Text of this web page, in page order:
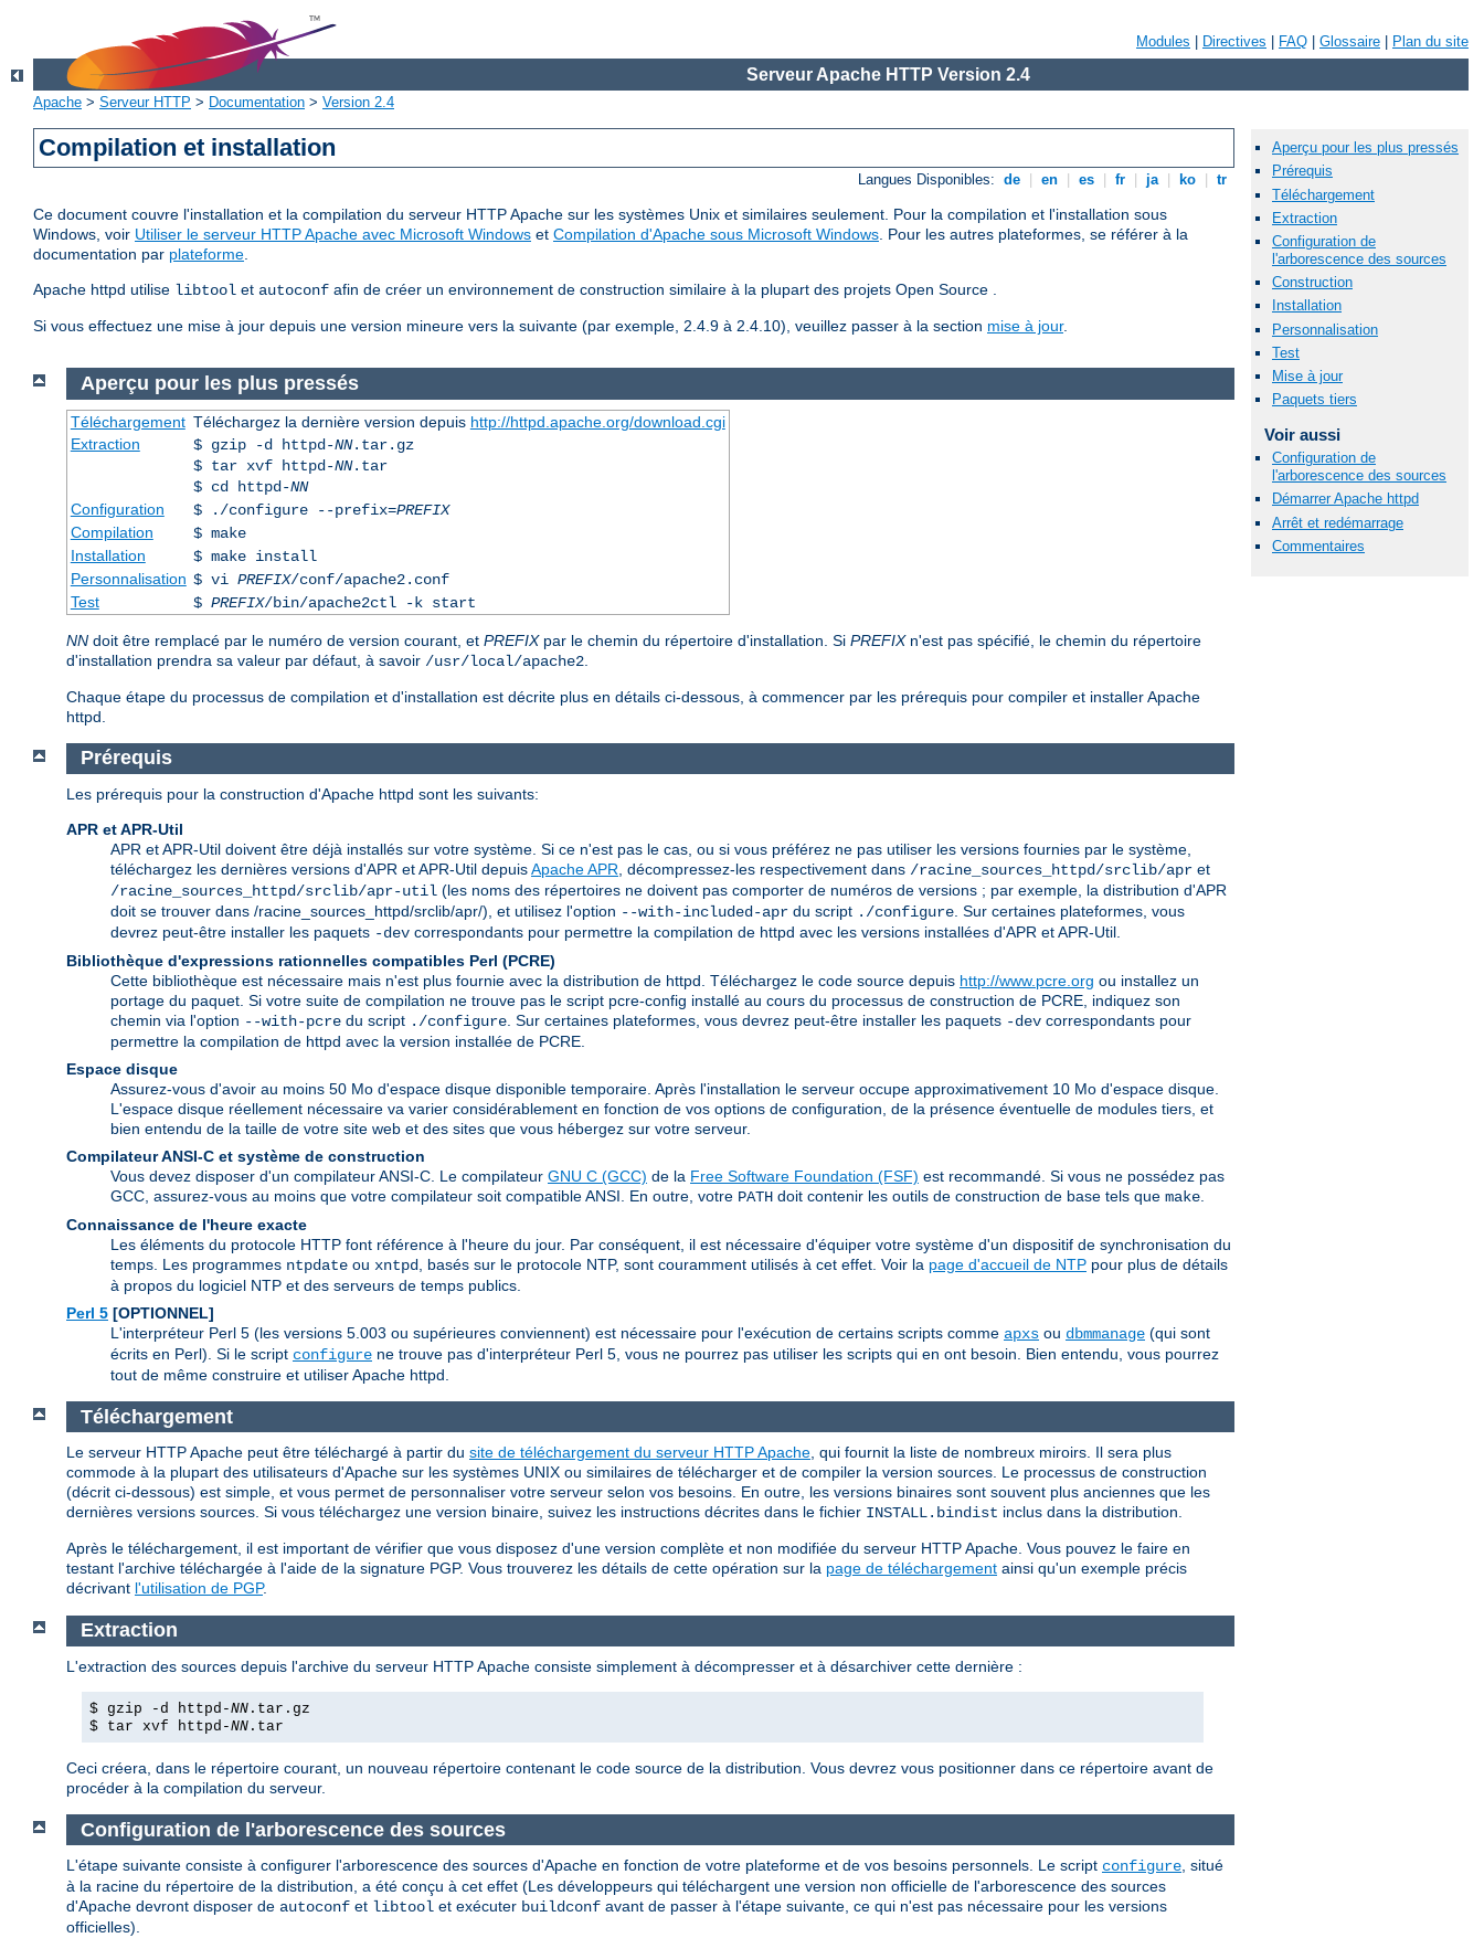
Modules Directives FAQ Glossaire Plan du site
Serveur Apache HTTP Version 2.4
Apache > Serveur HTTP > Documentation > Version 2.4
Compilation et installation
Langues Disponibles: de en es fr ja ko tr
Ce document couvre l'installation et la compilation du serveur HTTP Apache sur les systèmes Unix et similaires seulement. Pour la compilation et l'installation sous
Windows, voir Utiliser le serveur HTTP Apache avec Microsoft Windows et Compilation d'Apache sous Microsoft Windows. Pour les autres plateformes, se référer à la
documentation par plateforme.
Apache httpd utilise libtool et autoconf afin de créer un environnement de construction similaire à la plupart des projets Open Source .
Si vous effectuez une mise à jour depuis une version mineure vers la suivante (par exemple, 2.4.9 à 2.4.10), veuillez passer à la section mise à jour.
Aperçu pour les plus pressés
Prérequis
Téléchargement
Extraction
Configuration de
l'arborescence des sources
Construction
Installation
Personnalisation
Test
Mise à jour
Paquets tiers
Voir aussi
Configuration de
l'arborescence des sources
Démarrer Apache httpd
Arrêt et redémarrage
Commentaires
Aperçu pour les plus pressés
Téléchargement Téléchargez la dernière version depuis http://httpd.apache.org/download.cgi
Extraction
$ gzip -d httpd-NN.tar.gz
$ tar xvf httpd-NN.tar
$ cd httpd-NN
Configuration
$ ./configure --prefix=PREFIX
Compilation
$ make
Installation
$ make install
Personnalisation $ vi PREFIX/conf/apache2.conf
Test
$ PREFIX/bin/apache2ctl -k start
NN doit être remplacé par le numéro de version courant, et PREFIXpar le chemin du répertoire d'installation. Si PREFIXn'est pas spécifié, le chemin du répertoire
d'installation prendra sa valeur par défaut, à savoir /usr/local/apache2
Chaque étape du processus de compilation et d'installation est décrite plus en détails ci-dessous, à commencer par les prérequis pour compiler et installer Apache
httpd.
Prérequis
Les prérequis pour la construction d'Apache httpd sont les suivants:
APR et APR-Util
APR et APR-Util doivent être déjà installés sur votre système. Si ce n'est pas le cas, ou si vous préférez ne pas utiliser les versions fournies par le système,
téléchargez les dernières versions d'APR et APR-Util depuisApache APR , décompressez-les respectivement dans /racine_sources_httpd/srclib/apr et
/racine_sources_httpd/srclib/apr-util (les noms des répertoires ne doivent pas comporter de numéros de versions ; par exemple, la distribution d'APR
doit se trouver dans /racine_sources_httpd/srclib/apr/), et utilisez l'option --with-included-apr du script ./configure . Sur certaines plateformes, vous
devrez peut-être installer les paquets -dev correspondants pour permettre la compilation de httpd avec les versions installées d'APR et APR-Util.
Bibliothèque d'expressions rationnelles compatibles Perl (PCRE)
Cette bibliothèque est nécessaire mais n'est plus fournie avec la distribution de httpd. Téléchargez le code source depuis http://www.pcre.org ou installez un
portage du paquet. Si votre suite de compilation ne trouve pas le script pcre-config installé au cours du processus de construction de PCRE, indiquez son
chemin via l'option --with-pcre du script ./configure . Sur certaines plateformes, vous devrez peut-être installer les paquets -dev correspondants pour
permettre la compilation de httpd avec la version installée de PCRE.
Espace disque
Assurez-vous d'avoir au moins 50 Mo d'espace disque disponible temporaire. Après l'installation le serveur occupe approximativement 10 Mo d'espace disque.
L'espace disque réellement nécessaire va varier considérablement en fonction de vos options de configuration, de la présence éventuelle de modules tiers, et
bien entendu de la taille de votre site web et des sites que vous hébergez sur votre serveur.
Compilateur ANSI-C et système de construction
Vous devez disposer d'un compilateur ANSI-C. Le compilateur GNU C (GCC) de la Free Software Foundation (FSF) est recommandé. Si vous ne possédez pas
GCC, assurez-vous au moins que votre compilateur soit compatible ANSI. En outre, votre PATH doit contenir les outils de construction de base tels que make
Connaissance de l'heure exacte
Les éléments du protocole HTTP font référence à l'heure du jour. Par conséquent, il est nécessaire d'équiper votre système d'un dispositif de synchronisation du
temps. Les programmes ntpdate ou xntpd , basés sur le protocole NTP, sont couramment utilisés à cet effet. Voir la page d'accueil de NTP pour plus de détails
à propos du logiciel NTP et des serveurs de temps publics.
Perl 5 [OPTIONNEL]
L'interpréteur Perl 5 (les versions 5.003 ou supérieures conviennent) est nécessaire pour l'exécution de certains scripts comme apxs ou dbmmanage (qui sont
écrits en Perl). Si le script configure ne trouve pas d'interpréteur Perl 5, vous ne pourrez pas utiliser les scripts qui en ont besoin. Bien entendu, vous pourrez
tout de même construire et utiliser Apache httpd.
Téléchargement
Le serveur HTTP Apache peut être téléchargé à partir du site de téléchargement du serveur HTTP Apache, qui fournit la liste de nombreux miroirs. Il sera plus
commode à la plupart des utilisateurs d'Apache sur les systèmes UNIX ou similaires de télécharger et de compiler la version sources. Le processus de construction
(décrit ci-dessous) est simple, et vous permet de personnaliser votre serveur selon vos besoins. En outre, les versions binaires sont souvent plus anciennes que les
dernières versions sources. Si vous téléchargez une version binaire, suivez les instructions décrites dans le fichier INSTALL.bindist inclus dans la distribution.
Après le téléchargement, il est important de vérifier que vous disposez d'une version complète et non modifiée du serveur HTTP Apache. Vous pouvez le faire en
testant l'archive téléchargée à l'aide de la signature PGP. Vous trouverez les détails de cette opération sur la page de téléchargement ainsi qu'un exemple précis
décrivant l'utilisation de PGP.
Extraction
L'extraction des sources depuis l'archive du serveur HTTP Apache consiste simplement à décompresser et à désarchiver cette dernière :
$ gzip -d httpd-NN .tar.gz
$ tar xvf httpd-NN .tar
Ceci créera, dans le répertoire courant, un nouveau répertoire contenant le code source de la distribution. Vous devrez vous positionner dans ce répertoire avant de
procéder à la compilation du serveur.
Configuration de l'arborescence des sources
L'étape suivante consiste à configurer l'arborescence des sources d'Apache en fonction de votre plateforme et de vos besoins personnels. Le script configure, situé
à la racine du répertoire de la distribution, a été conçu à cet effet (Les développeurs qui téléchargent une version non officielle de l'arborescence des sources
d'Apache devront disposer de autoconf et libtool et exécuter buildconf avant de passer à l'étape suivante, ce qui n'est pas nécessaire pour les versions
officielles).